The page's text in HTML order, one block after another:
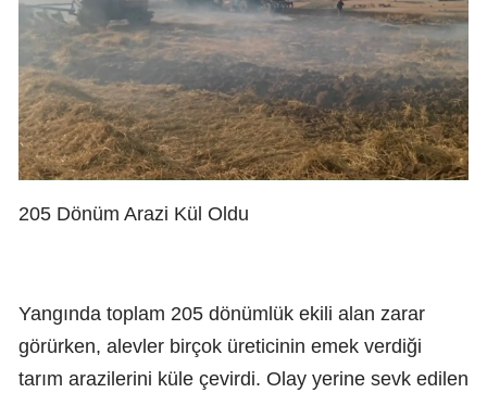
205 Dönüm Arazi Kül Oldu
Yangında toplam 205 dönümlük ekili alan zarar
görürken, alevler birçok üreticinin emek verdiği
tarım arazilerini küle çevirdi. Olay yerine sevk edilen